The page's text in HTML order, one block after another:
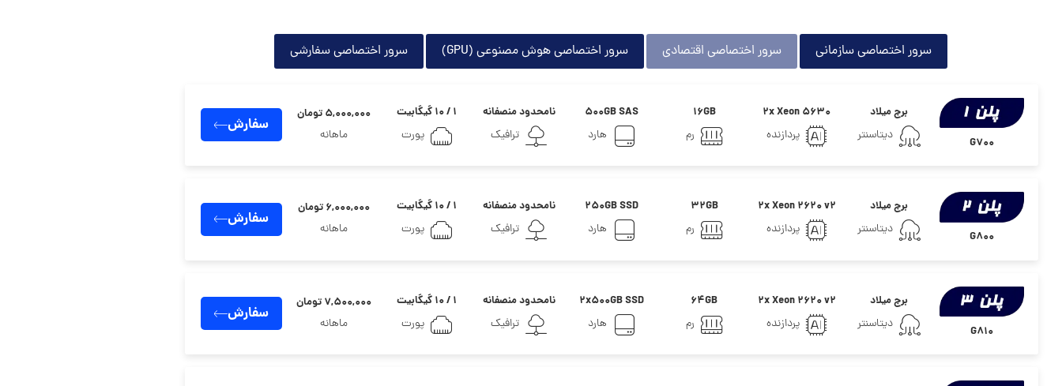
سرور اختصاصی سازمانی سرور اختصاصی اقتصادی سرور اختصاصی هوش مصنوعی (GPU) سرور اختصاصی سفارشی
G700
برج میلاد
دیتاسنتر
2x Xeon 5630
پردازنده
16GB
رم
500GB SAS
هارد
نامحدود منصفانه
ترافیک
۱ / ۱۰ گیگابیت
پورت
۵,۰۰۰,۰۰۰ تومان
ماهانه
سفارش
G800
برج میلاد
دیتاسنتر
2x Xeon 2620 v2
پردازنده
32GB
رم
250GB SSD
هارد
نامحدود منصفانه
ترافیک
۱ / ۱۰ گیگابیت
پورت
۶,۰۰۰,۰۰۰ تومان
ماهانه
سفارش
G810
برج میلاد
دیتاسنتر
2x Xeon 2620 v2
پردازنده
64GB
رم
2x500GB SSD
هارد
نامحدود منصفانه
ترافیک
۱ / ۱۰ گیگابیت
پورت
۷,۵۰۰,۰۰۰ تومان
ماهانه
سفارش